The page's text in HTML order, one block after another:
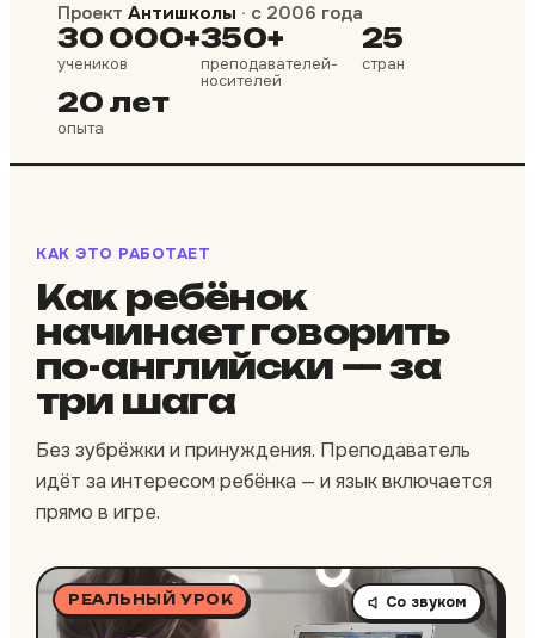
Проект Антишколы · с 2006 года
30 000+
учеников
350+
преподавателей-
носителей
25
стран
20 лет
опыта
КАК ЭТО РАБОТАЕТ
Как ребёнок
начинает говорить
по-английски — за
три шага
Без зубрёжки и принуждения. Преподаватель
идёт за интересом ребёнка — и язык включается
прямо в игре.
РЕАЛЬНЫЙ УРОК Со звуком